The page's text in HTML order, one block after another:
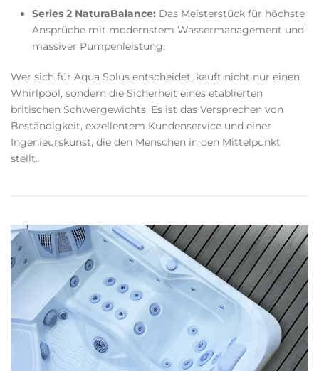
Series 2 NaturaBalance: Das Meisterstück für höchste
Ansprüche mit modernstem Wassermanagement und
massiver Pumpenleistung.
Wer sich für Aqua Solus entscheidet, kauft nicht nur einen
Whirlpool, sondern die Sicherheit eines etablierten
britischen Schwergewichts. Es ist das Versprechen von
Beständigkeit, exzellentem Kundenservice und einer
Ingenieurskunst, die den Menschen in den Mittelpunkt
stellt.